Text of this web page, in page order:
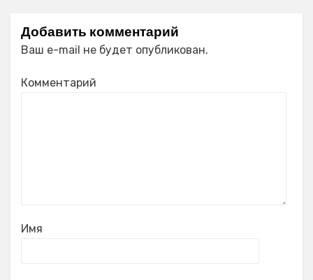
Добавить комментарий
Ваш e-mail не будет опубликован.
Комментарий
Имя